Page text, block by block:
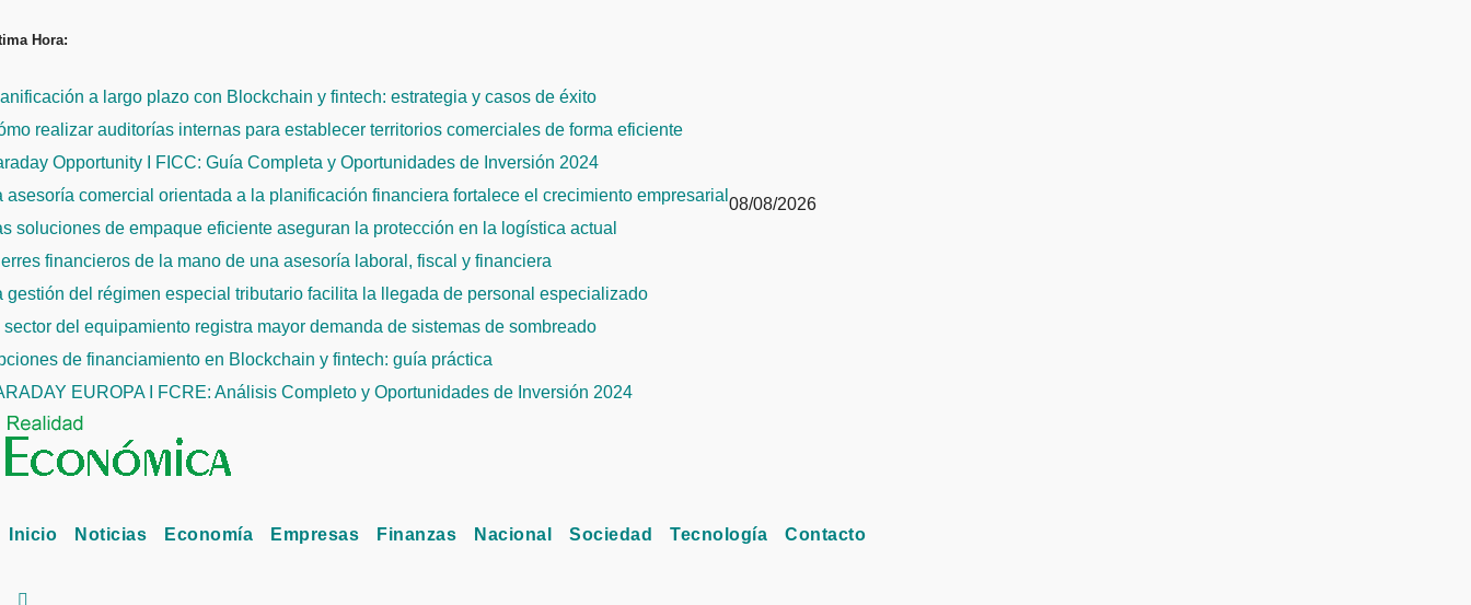
al
Hora:
a largo plazo con Blockchain y fintech: estrategia y casos de éxito
realizar auditorías internas para establecer territorios comerciales de forma eficiente
Opportunity I FICC: Guía Completa y Oportunidades de Inversión 2024
asesoría comercial orientada a la planificación financiera fortalece el crecimiento empresarial
soluciones de empaque eficiente aseguran la protección en la logística actual
financieros de la mano de una asesoría laboral, fiscal y financiera
gestión del régimen especial tributario facilita la llegada de personal especializado
sector del equipamiento registra mayor demanda de sistemas de sombreado
de financiamiento en Blockchain y fintech: guía práctica
EUROPA I FCRE: Análisis Completo y Oportunidades de Inversión 2024
08/08/2026
Inicio Noticias Economía Empresas Finanzas Nacional Sociedad Tecnología Contacto